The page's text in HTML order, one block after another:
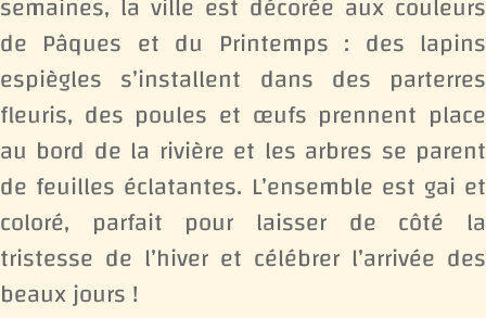
de Pâques et du Printemps : des lapins
espiègles s’installent dans des parterres
fleuris, des poules et œufs prennent place
au bord de la rivière et les arbres se parent
de feuilles éclatantes. L’ensemble est gai et
coloré, parfait pour laisser de côté la
tristesse de l’hiver et célébrer l’arrivée des
beaux jours !